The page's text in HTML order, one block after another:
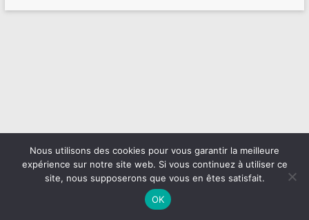
Nous utilisons des cookies pour vous garantir la meilleure
expérience sur notre site web. Si vous continuez à utiliser ce
site, nous supposerons que vous en êtes satisfait.
OK